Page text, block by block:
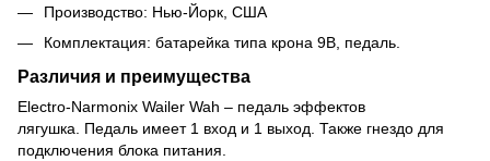
Производство: Нью-Йорк, США
Комплектация: батарейка типа крона 9В, педаль.
Различия и преимущества
Electro-Narmonix Wailer Wah – педаль эффектов
лягушка. Педаль имеет 1 вход и 1 выход. Также гнездо для
подключения блока питания.